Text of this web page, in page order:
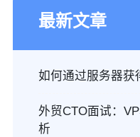
最新文章
如何通过服务器获
外贸CTO面试：
析